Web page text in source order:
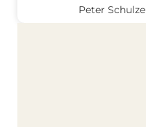
Peter Schulze